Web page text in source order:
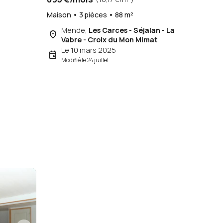
Maison • 3 pièces • 88 m²
place Mende, Les Carces - Séjalan - La
Vabre - Croix du Mon Mimat
event Le 10 mars 2025
Modifié le 24 juillet